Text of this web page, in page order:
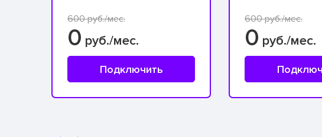
600 руб./мес.
0 руб./мес.
Подключить
600 руб./мес.
0 руб./мес.